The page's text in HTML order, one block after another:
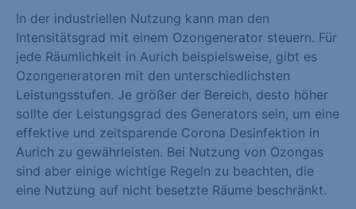
In der industriellen Nutzung kann man den
Intensitätsgrad mit einem Ozongenerator steuern. Für
jede Räumlichkeit in Aurich beispielsweise, gibt es
Ozongeneratoren mit den unterschiedlichsten
Leistungsstufen. Je größer der Bereich, desto höher
sollte der Leistungsgrad des Generators sein, um eine
effektive und zeitsparende Corona Desinfektion in
Aurich zu gewährleisten. Bei Nutzung von Ozongas
sind aber einige wichtige Regeln zu beachten, die
eine Nutzung auf nicht besetzte Räume beschränkt.